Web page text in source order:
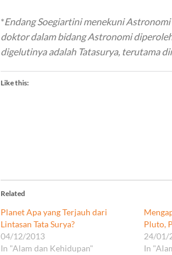
*Endang Soegiartini menekuni
doktor dalam bidang Astronomi
digelutinya adalah Tatasurya, terutama
Like this:
Related
Planet Apa yang Terjauh dari
Lintasan Tata Surya?
04/12/2013
In "Alam dan Kehidupan"
Pluto,
24/01/
In